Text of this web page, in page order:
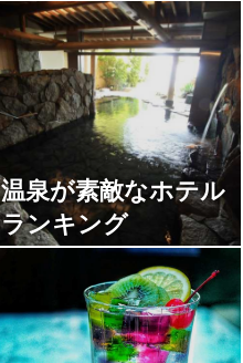
温泉が素敵なホテル
ランキング